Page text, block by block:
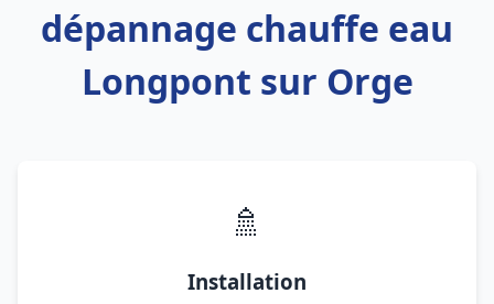
dépannage chauffe eau
Longpont sur Orge
🚿
Installation